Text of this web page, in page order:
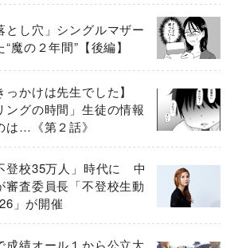
とし穴」シングルマザー
魔の２年間”【後編】
っかけは先生でした】
ングの時間」生徒の情報
は…《第２話》
登校35万人」時代に 中
審査委員長「不登校生動
」が開催